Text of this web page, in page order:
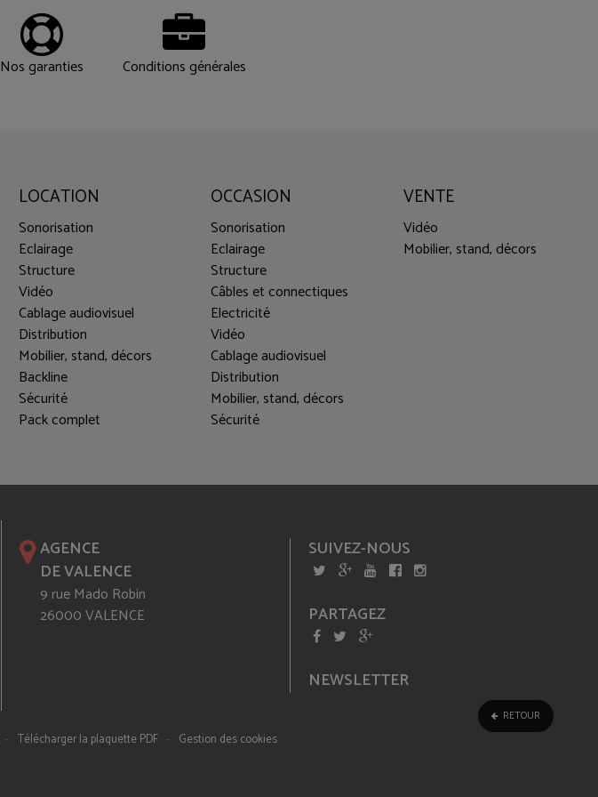
RETOUR
Nos garanties Conditions générales
LOCATION
Sonorisation
Eclairage
Structure
Vidéo
Cablage audiovisuel
Distribution
Mobilier, stand, décors
Backline
Sécurité
Pack complet
OCCASION
Sonorisation
Eclairage
Structure
Câbles et connectiques
Electricité
Vidéo
Cablage audiovisuel
Distribution
Mobilier, stand, décors
Sécurité
VENTE
Vidéo
Mobilier, stand, décors
AGENCE
DE VALENCE
9 rue Mado Robin
26000 VALENCE
SUIVEZ-NOUS
PARTAGEZ
NEWSLETTER
- Télécharger la plaquette PDF - Gestion des cookies